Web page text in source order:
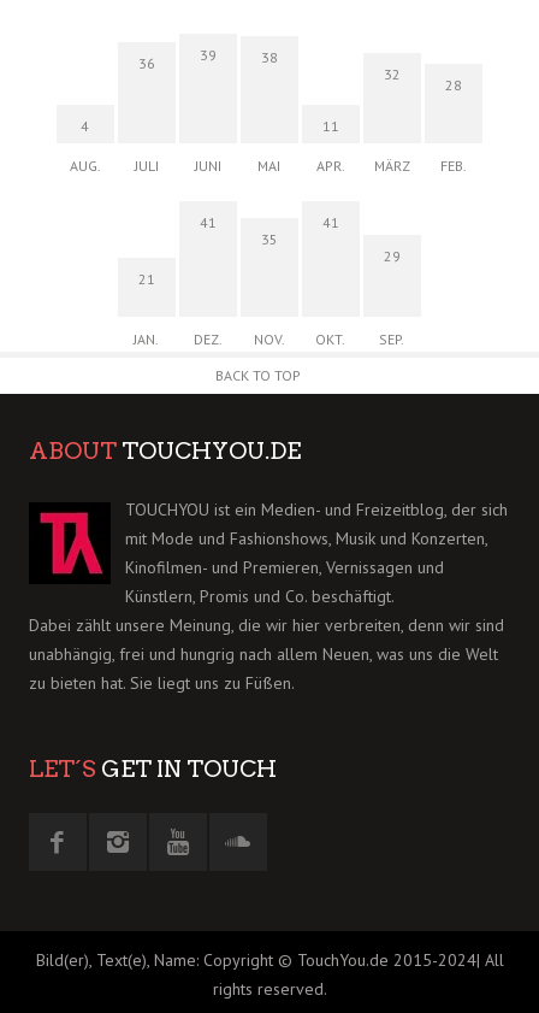
4
AUG.
36
JULI
39
JUNI
38
MAI
11
APR.
32
MÄRZ
28
FEB.
21
JAN.
41
DEZ.
35
NOV.
41
OKT.
29
SEP.
BACK TO TOP
ABOUT TOUCHYOU.DE
TOUCHYOU ist ein Medien- und Freizeitblog, der sich
mit Mode und Fashionshows, Musik und Konzerten,
Kinofilmen- und Premieren, Vernissagen und
Künstlern, Promis und Co. beschäftigt.
Dabei zählt unsere Meinung, die wir hier verbreiten, denn wir sind
unabhängig, frei und hungrig nach allem Neuen, was uns die Welt
zu bieten hat. Sie liegt uns zu Füßen.
LET´S GET IN TOUCH
Bild(er), Text(e), Name: Copyright © TouchYou.de 2015-2024| All
rights reserved.